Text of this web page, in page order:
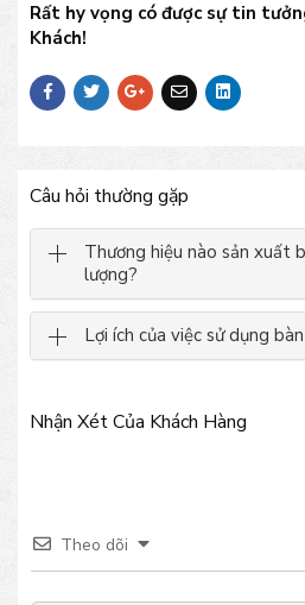
Rất hy vọng có được sự tin
Khách!
Câu hỏi thường gặp
Thương hiệu nào sản xuất
lượng?
Lợi ích của việc sử dụng
Nhận Xét Của Khách Hàng
Theo dõi